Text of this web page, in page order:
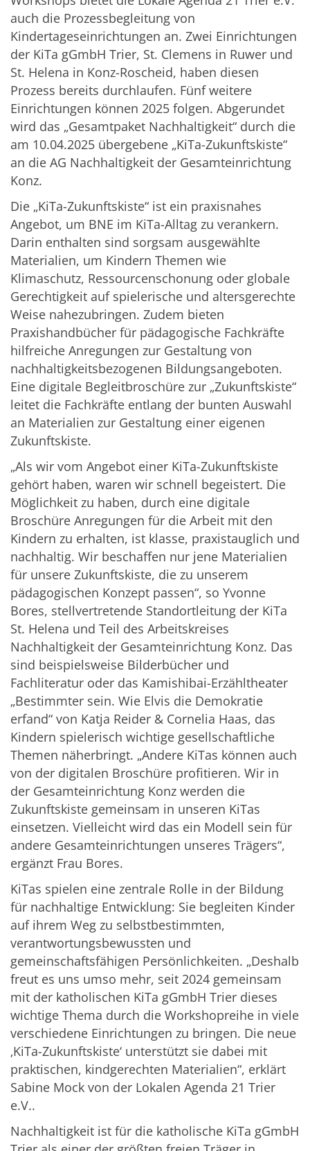
auch die Prozessbegleitung von
Kindertageseinrichtungen an. Zwei Einrichtungen
der KiTa gGmbH Trier, St. Clemens in Ruwer und
St. Helena in Konz-Roscheid, haben diesen
Prozess bereits durchlaufen. Fünf weitere
Einrichtungen können 2025 folgen. Abgerundet
wird das „Gesamtpaket Nachhaltigkeit“ durch die
am 10.04.2025 übergebene „KiTa-Zukunftskiste“
an die AG Nachhaltigkeit der Gesamteinrichtung
Konz.
Die „KiTa-Zukunftskiste“ ist ein praxisnahes
Angebot, um BNE im KiTa-Alltag zu verankern.
Darin enthalten sind sorgsam ausgewählte
Materialien, um Kindern Themen wie
Klimaschutz, Ressourcenschonung oder globale
Gerechtigkeit auf spielerische und altersgerechte
Weise nahezubringen. Zudem bieten
Praxishandbücher für pädagogische Fachkräfte
hilfreiche Anregungen zur Gestaltung von
nachhaltigkeitsbezogenen Bildungsangeboten.
Eine digitale Begleitbroschüre zur „Zukunftskiste“
leitet die Fachkräfte entlang der bunten Auswahl
an Materialien zur Gestaltung einer eigenen
Zukunftskiste.
„Als wir vom Angebot einer KiTa-Zukunftskiste
gehört haben, waren wir schnell begeistert. Die
Möglichkeit zu haben, durch eine digitale
Broschüre Anregungen für die Arbeit mit den
Kindern zu erhalten, ist klasse, praxistauglich und
nachhaltig. Wir beschaffen nur jene Materialien
für unsere Zukunftskiste, die zu unserem
pädagogischen Konzept passen“, so Yvonne
Bores, stellvertretende Standortleitung der KiTa
St. Helena und Teil des Arbeitskreises
Nachhaltigkeit der Gesamteinrichtung Konz. Das
sind beispielsweise Bilderbücher und
Fachliteratur oder das Kamishibai-Erzähltheater
„Bestimmter sein. Wie Elvis die Demokratie
erfand“ von Katja Reider & Cornelia Haas, das
Kindern spielerisch wichtige gesellschaftliche
Themen näherbringt. „Andere KiTas können auch
von der digitalen Broschüre profitieren. Wir in
der Gesamteinrichtung Konz werden die
Zukunftskiste gemeinsam in unseren KiTas
einsetzen. Vielleicht wird das ein Modell sein für
andere Gesamteinrichtungen unseres Trägers“,
ergänzt Frau Bores.
KiTas spielen eine zentrale Rolle in der Bildung
für nachhaltige Entwicklung: Sie begleiten Kinder
auf ihrem Weg zu selbstbestimmten,
verantwortungsbewussten und
gemeinschaftsfähigen Persönlichkeiten. „Deshalb
freut es uns umso mehr, seit 2024 gemeinsam
mit der katholischen KiTa gGmbH Trier dieses
wichtige Thema durch die Workshopreihe in viele
verschiedene Einrichtungen zu bringen. Die neue
‚KiTa-Zukunftskiste‘ unterstützt sie dabei mit
praktischen, kindgerechten Materialien“, erklärt
Sabine Mock von der Lokalen Agenda 21 Trier
e.V..
Nachhaltigkeit ist für die katholische KiTa gGmbH